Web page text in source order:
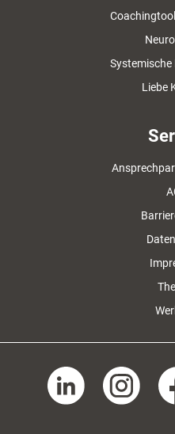
Liebe